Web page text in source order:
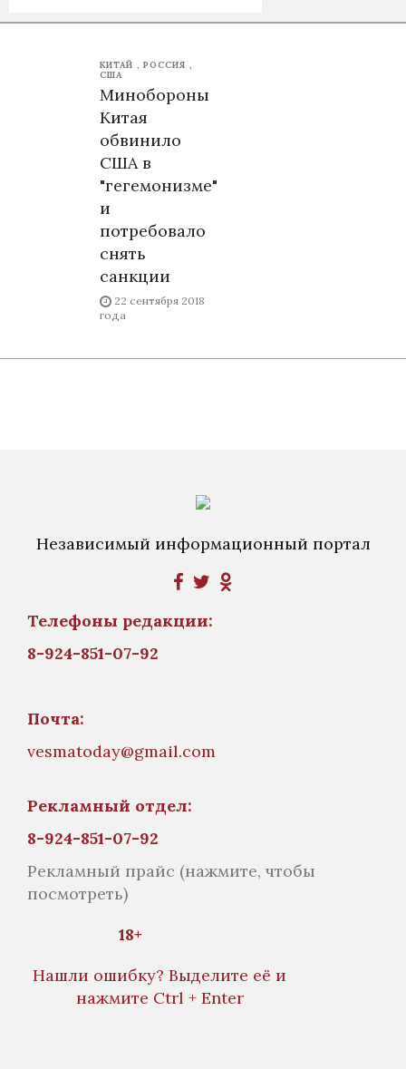
КИТАЙ
РОССИЯ
США
Минобороны
Китая
обвинило
США в
"гегемонизме"
и
потребовало
снять
санкции
22 сентября 2018
года
Независимый информационный портал
Телефоны редакции:
8-924-851-07-92
Почта:
vesmatoday@gmail.com
Рекламный отдел:
8-924-851-07-92
Рекламный прайс (нажмите, чтобы
посмотреть)
18+
Нашли ошибку? Выделите её и
нажмите Ctrl + Enter